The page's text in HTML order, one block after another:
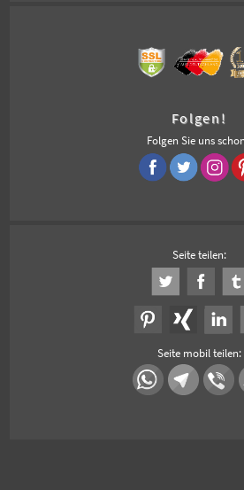
Folgen!
Folgen Sie uns
Seite teilen:
Seite mobil teilen: